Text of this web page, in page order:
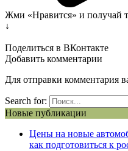
Жми «Нравится» и получай
↓
Поделиться в ВКонтакте
Добавить комментарии
Для отправки комментария
Search for:
Новые публикации
Цены на новые
как подготовиться к